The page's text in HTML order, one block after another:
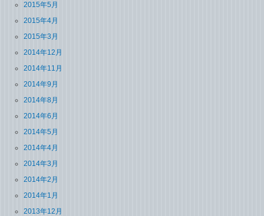
2015年5月
2015年4月
2015年3月
2014年12月
2014年11月
2014年9月
2014年8月
2014年6月
2014年5月
2014年4月
2014年3月
2014年2月
2014年1月
2013年12月